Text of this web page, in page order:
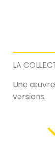
LA
Une
versions.